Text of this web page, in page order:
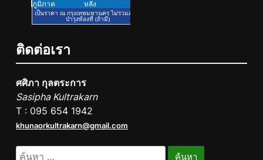
ติดต่อเรา
ศศิภา กุลตระการ
Sasipha Kultrakarn
T : 095 654 1942
khunaorkultrakarn@gmail.com
ค้นหา
เวลา 434 วัน เปลี่ยนพื้นที่ว่างเปล่า
ให้กลายเป็นโรงเรียนแห่งความหวัง
Barter Connect ฉลอง 29 ปี เปิด
Brand New Concept “Together
รัตนโกสินทร์สมโภชน์ บางขุนเทียน
สร้าง “ทูตวัฒนธรรม” รุ่นใหม่ พา
8